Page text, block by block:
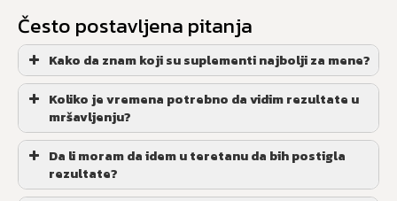
Često postavljena pitanja
Kako da znam koji su suplementi najbolji za mene?
Koliko je vremena potrebno da vidim rezultate u
mršavljenju?
Da li moram da idem u teretanu da bih postigla
rezultate?